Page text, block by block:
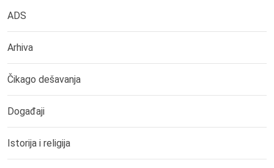
ADS
Arhiva
Čikago dešavanja
Događaji
Istorija i religija